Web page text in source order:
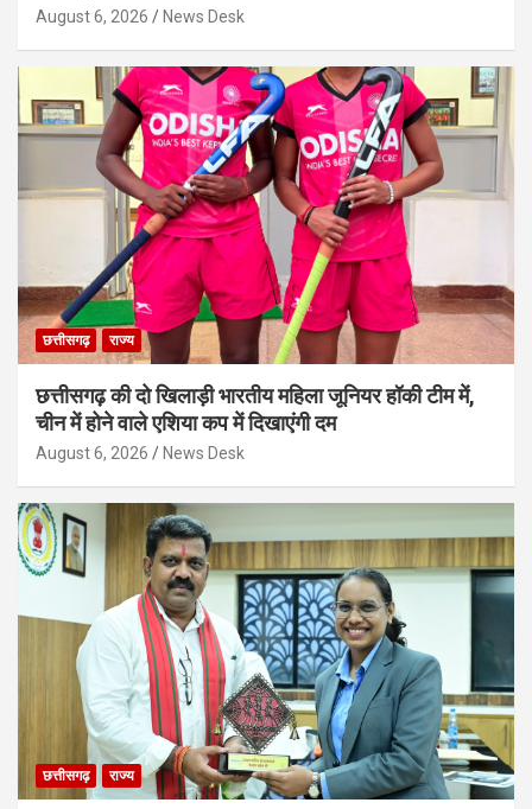
August 6, 2026 News Desk
छत्तीसगढ़ राज्य
छत्तीसगढ़ की दो खिलाड़ी भारतीय महिला जूनियर हॉकी टीम में,
चीन में होने वाले एशिया कप में दिखाएंगी दम
August 6, 2026 News Desk
छत्तीसगढ़ राज्य